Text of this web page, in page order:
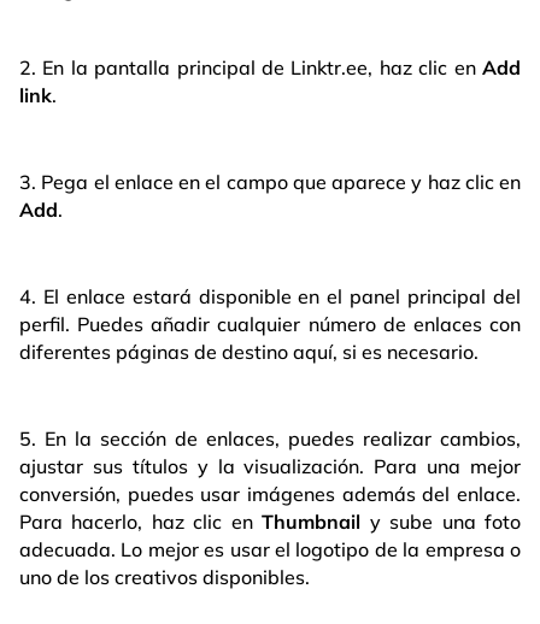
2. En la pantalla principal de Linktr.ee, haz clic en Add
link.
3. Pega el enlace en el campo que aparece y haz clic en
Add.
4. El enlace estará disponible en el panel principal del
perfil. Puedes añadir cualquier número de enlaces con
diferentes páginas de destino aquí, si es necesario.
5. En la sección de enlaces, puedes realizar cambios,
ajustar sus títulos y la visualización. Para una mejor
conversión, puedes usar imágenes además del enlace.
Para hacerlo, haz clic enThumbnail y sube una foto
adecuada. Lo mejor es usar el logotipo de la empresa o
uno de los creativos disponibles.